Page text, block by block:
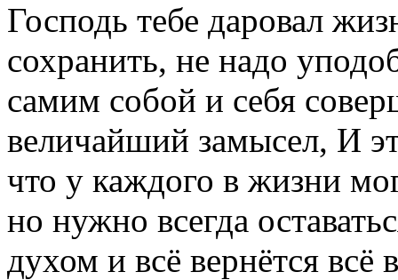
Господь тебе даровал
сохранить, не надо
самим собой и себя
величайший замысел, И
что у каждого в жизни
но нужно всегда
духом и всё вернётся всё